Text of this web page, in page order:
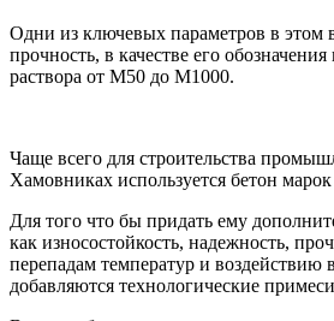
Одни из ключевых параметров в этом
прочность, в качестве его обозначения
раствора от М50 до М1000.
Чаще всего для строительства
Хамовниках используется бетон
Для того что бы придать ему
как износостойкость, надежность,
перепадам температур и воздействию
добавляются технологические